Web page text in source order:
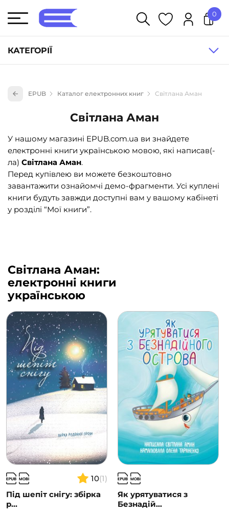
КАТЕГОРІЇ
Книги для дітей (835)
Книги для підлітків (240)
Науково-популярна література (1015)
Навчальна література та посібники (527)
Енциклопедії, довідники, словники (55)
Подарункові сертифікати (1)
0
EPUB Каталог електронних книг Світлана Аман
Світлана Аман
У нашому магазині EPUB.com.ua ви знайдете
електронні книги українською мовою, які написав(-
ла) Світлана Аман.
Перед купівлею ви можете безкоштовно
завантажити ознайомчі демо-фрагменти. Усі куплені
книги будуть завжди доступні вам у вашому кабінеті
у розділі “Мої книги”.
Світлана Аман:
електронні книги
українською
10(1)
Під шепіт снігу: збірка
р...
Як урятуватися з
Безнадій...